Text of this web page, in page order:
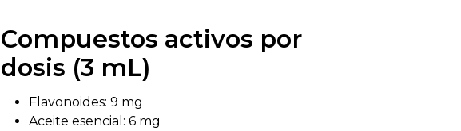
Compuestos activos por
dosis (3 mL)
Flavonoides: 9 mg
Aceite esencial: 6 mg